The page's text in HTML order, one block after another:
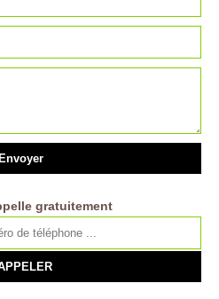
gratuitement